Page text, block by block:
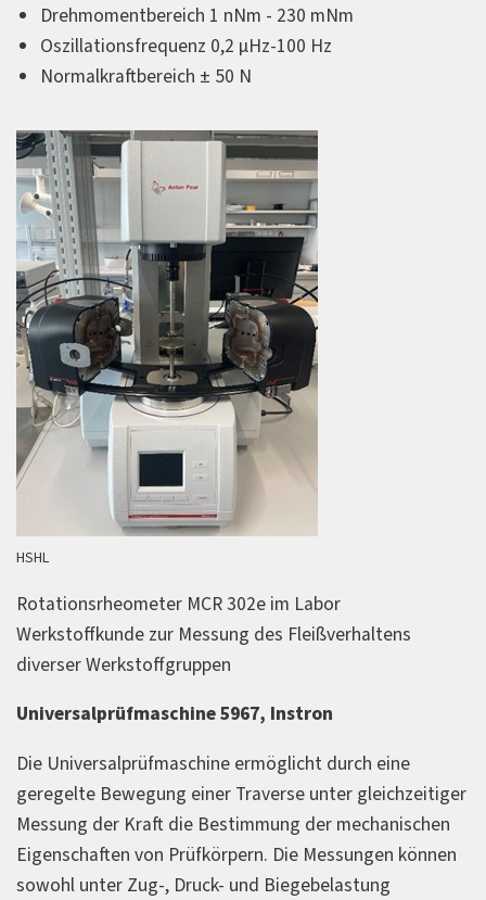
Drehmomentbereich 1 nNm - 230 mNm
Oszillationsfrequenz 0,2 µHz-100 Hz
Normalkraftbereich ± 50 N
HSHL
Rotationsrheometer MCR 302e im Labor
Werkstoffkunde zur Messung des Fleißverhaltens
diverser Werkstoffgruppen
Universalprüfmaschine 5967, Instron
Die Universalprüfmaschine ermöglicht durch eine
geregelte Bewegung einer Traverse unter gleichzeitiger
Messung der Kraft die Bestimmung der mechanischen
Eigenschaften von Prüfkörpern. Die Messungen können
sowohl unter Zug-, Druck- und Biegebelastung